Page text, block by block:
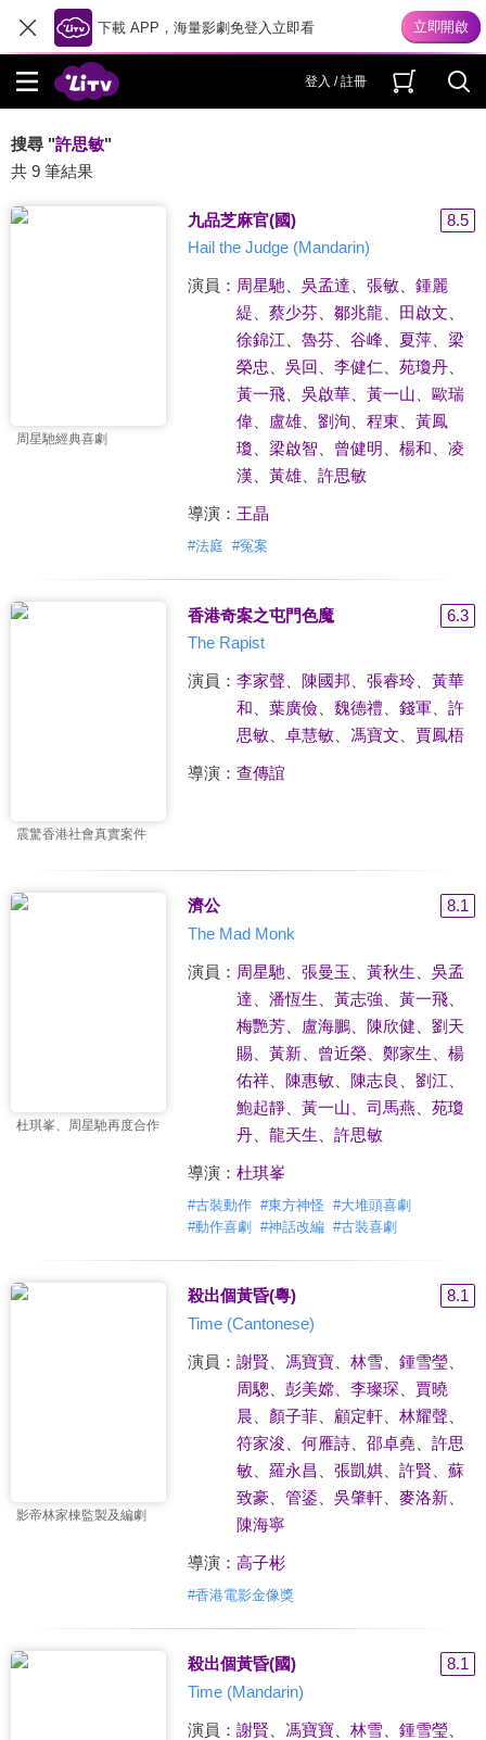
下載 APP，海量影劇免登入立即看
登入 / 註冊
搜尋 "許思敏"
共 9 筆結果
周星馳經典喜劇
九品芝麻官(國)
8.5
Hail the Judge (Mandarin)
演員： 周星馳 吳孟達 張敏、 鍾麗
緹
蔡少芬、 鄒兆龍 田啟文
徐錦江
魯芬、 谷峰、 夏萍、 梁
榮忠
吳回 李健仁 苑瓊丹、
黃一飛、 吳啟華、 黃一山
歐瑞
偉、 盧雄、 劉洵 程東
黃鳳
瓊
梁啟智 曾健明 楊和
凌
漢
黃雄、 許思敏
導演： 王晶
#法庭 #冤案
震驚香港社會真實案件
香港奇案之屯門色魔
6.3
The Rapist
演員： 李家聲、 陳國邦 張睿玲、 黃華
和
葉廣儉、 魏德禮 錢軍、 許
思敏、 卓慧敏、 馮寶文 賈鳳梧
導演： 查傳誼
杜琪峯、周星馳再度合作
濟公
8.1
The Mad Monk
演員： 周星馳 張曼玉 黃秋生
吳孟
達
潘恆生 黃志強 黃一飛、
梅艷芳、 盧海鵬、 陳欣健
劉天
賜、 黃新、 曾近榮、 鄭家生
楊
佑祥、 陳惠敏、 陳志良 劉江
鮑起靜、 黃一山 司馬燕
苑瓊
丹、 龍天生 許思敏
導演： 杜琪峯
#古裝動作 #東方神怪 #大堆頭喜劇
#動作喜劇 #神話改編 #古裝喜劇
影帝林家棟監製及編劇
殺出個黃昏(粵)
8.1
Time (Cantonese)
演員： 謝賢 馮寶寶、 林雪、 鍾雪瑩、
周驄
彭美嫦、 李璨琛
賈曉
晨
顏子菲、 顧定軒、 林耀聲、
符家浚
何雁詩、 邵卓堯
許思
敏、 羅永昌 張凱娸、 許賢
蘇
致豪
管鋈 吳肇軒、 麥洛新、
陳海寧
導演： 高子彬
#香港電影金像獎
殺出個黃昏(國)
8.1
Time (Mandarin)
演員： 謝賢 馮寶寶、 林雪、 鍾雪瑩、